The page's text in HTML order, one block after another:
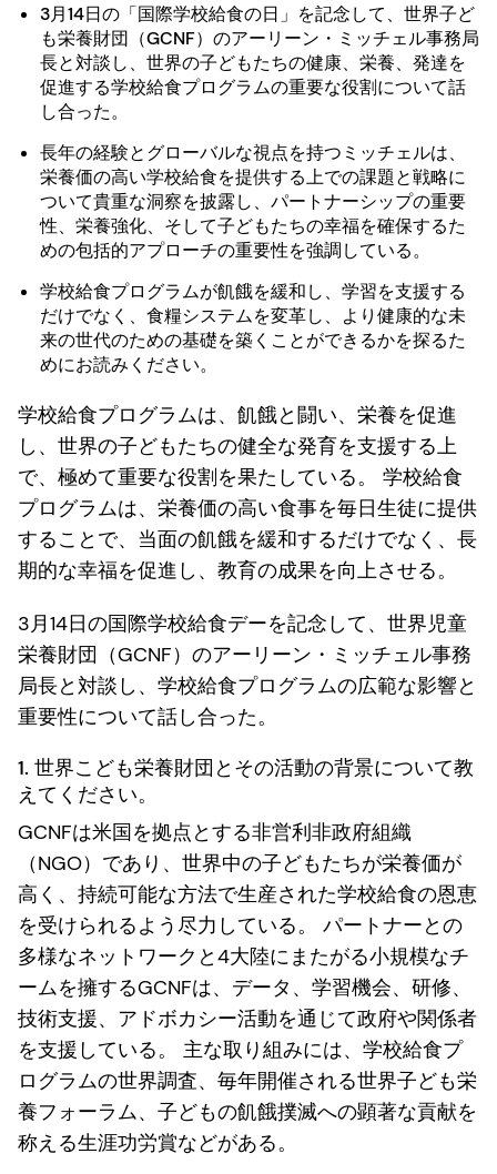
3月14日の「国際学校給食の日」を記念して、世界子ど
も栄養財団（GCNF）のアーリーン・ミッチェル事務局
長と対談し、世界の子どもたちの健康、栄養、発達を
促進する学校給食プログラムの重要な役割について話
し合った。
長年の経験とグローバルな視点を持つミッチェルは、
栄養価の高い学校給食を提供する上での課題と戦略に
ついて貴重な洞察を披露し、パートナーシップの重要
性、栄養強化、そして子どもたちの幸福を確保するた
めの包括的アプローチの重要性を強調している。
学校給食プログラムが飢餓を緩和し、学習を支援する
だけでなく、食糧システムを変革し、より健康的な未
来の世代のための基礎を築くことができるかを探るた
めにお読みください。
学校給食プログラムは、飢餓と闘い、栄養を促進
し、世界の子どもたちの健全な発育を支援する上
で、極めて重要な役割を果たしている。 学校給食
プログラムは、栄養価の高い食事を毎日生徒に提供
することで、当面の飢餓を緩和するだけでなく、長
期的な幸福を促進し、教育の成果を向上させる。
3月14日の国際学校給食デーを記念して、世界児童
栄養財団（GCNF）のアーリーン・ミッチェル事務
局長と対談し、学校給食プログラムの広範な影響と
重要性について話し合った。
1. 世界こども栄養財団とその活動の背景について教
えてください。
GCNFは米国を拠点とする非営利非政府組織
（NGO）であり、世界中の子どもたちが栄養価が
高く、持続可能な方法で生産された学校給食の恩恵
を受けられるよう尽力している。 パートナーとの
多様なネットワークと4大陸にまたがる小規模なチ
ームを擁するGCNFは、データ、学習機会、研修、
技術支援、アドボカシー活動を通じて政府や関係者
を支援している。 主な取り組みには、学校給食プ
ログラムの世界調査、毎年開催される世界子ども栄
養フォーラム、子どもの飢餓撲滅への顕著な貢献を
称える生涯功労賞などがある。